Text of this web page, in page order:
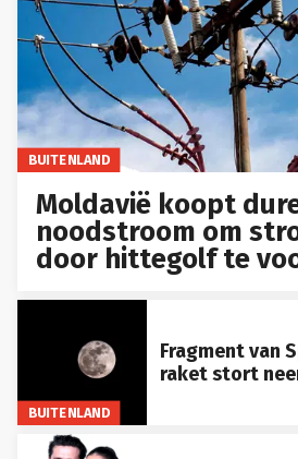
BUITENLAND
Moldavië koopt
noodstroom om
door hittegolf te
BUITENLAND
Fragment van
raket stort